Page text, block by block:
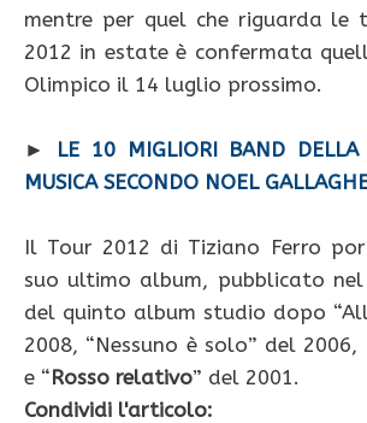
mentre per quel che riguarda le
2012 in estate è confermata
Olimpico il 14 luglio prossimo.
►
LE 10 MIGLIORI BAND DELLA
MUSICA SECONDO NOEL
Il Tour 2012 di Tiziano Ferro
suo ultimo album, pubblicato
del quinto album studio dopo
2008, “Nessuno è solo” del 2006,
e “Rosso relativo” del 2001.
Condividi l'articolo: